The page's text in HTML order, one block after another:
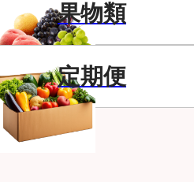
果物類
定期便